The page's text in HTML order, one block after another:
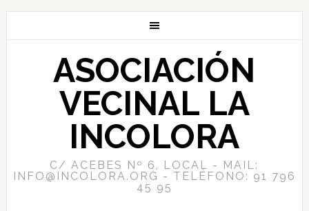
ASOCIACIÓN
VECINAL LA
INCOLORA
C/ ACEBES Nº 6, LOCAL - MAIL:
INFO@INCOLORA.ORG - TELÉFONO: 91 796
45 95